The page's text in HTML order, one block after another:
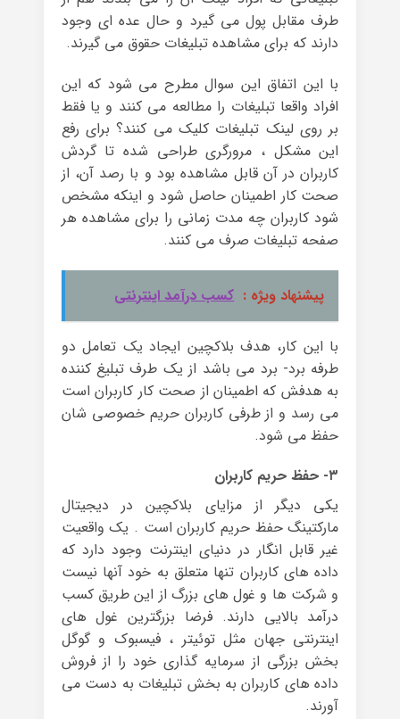
طرف مقابل پول می گیرد و حال عده ای وجود
دارند که برای مشاهده تبلیغات حقوق می گیرند.
با این اتفاق این سوال مطرح می شود که این
افراد واقعا تبلیغات را مطالعه می کنند و یا فقط
بر روی لینک تبلیغات کلیک می کنند؟ برای رفع
این مشکل ، مرورگری طراحی شده تا گردش
کاربران در آن قابل مشاهده بود و با رصد آن، از
صحت کار اطمینان حاصل شود و اینکه مشخص
شود کاربران چه مدت زمانی را برای مشاهده هر
صفحه تبلیغات صرف می کنند.
پیشنهاد ویژه : کسب درآمد اینترنتی
با این کار، هدف بلاکچین ایجاد یک تعامل دو
طرفه برد- برد می باشد از یک طرف تبلیغ کننده
به هدفش که اطمینان از صحت کار کاربران است
می رسد و از طرفی کاربران حریم خصوصی شان
حفظ می شود.
۳- حفظ حریم کاربران
یکی دیگر از مزایای بلاکچین در دیجیتال
مارکتینگ حفظ حریم کاربران است . یک واقعیت
غیر قابل انگار در دنیای اینترنت وجود دارد که
داده های کاربران تنها متعلق به خود آنها نیست
و شرکت ها و غول های بزرگ از این طریق کسب
درآمد بالایی دارند. فرضا بزرگترین غول های
اینترنتی جهان مثل توئیتر ، فیسبوک و گوگل
بخش بزرگی از سرمایه گذاری خود را از فروش
داده های کاربران به بخش تبلیغات به دست می
آورند.